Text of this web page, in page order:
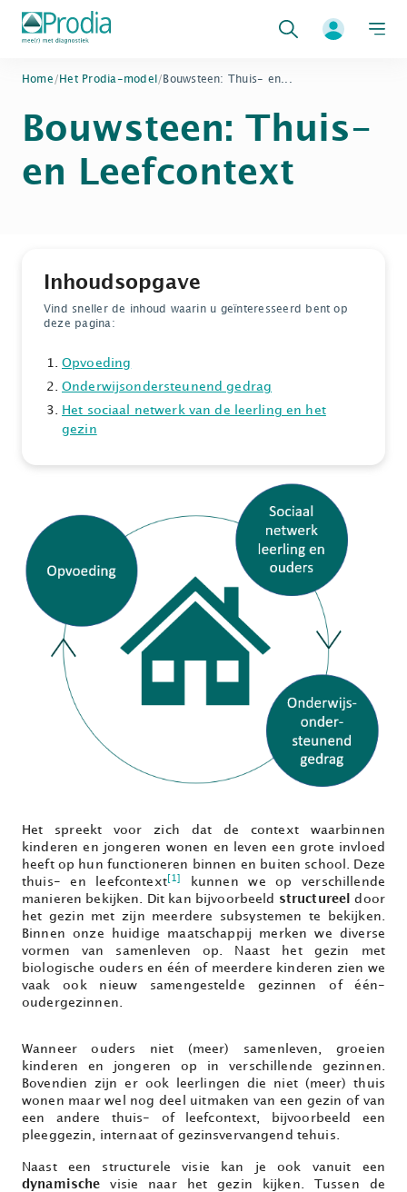
Zoeken
Home / Het Prodia-model / Bouwsteen: Thuis- en...
Bouwsteen: Thuis-
en Leefcontext
Het spreekt voor zich dat de context waarbinnen
kinderen en jongeren wonen en leven een grote invloed
heeft op hun functioneren binnen en buiten school. Deze
thuis- en leefcontext[1]
kunnen we op verschillende
manieren bekijken. Dit kan bijvoorbeeld structureeldoor
het gezin met zijn meerdere subsystemen te bekijken.
Binnen onze huidige maatschappij merken we diverse
vormen van samenleven op. Naast het gezin met
biologische ouders en één of meerdere kinderen zien we
vaak ook nieuw samengestelde gezinnen of één-
oudergezinnen.
Wanneer ouders niet (meer) samenleven, groeien
kinderen en jongeren op in verschillende gezinnen.
Bovendien zijn er ook leerlingen die niet (meer) thuis
wonen maar wel nog deel uitmaken van een gezin of van
een andere thuis- of leefcontext, bijvoorbeeld een
pleeggezin, internaat of gezinsvervangend tehuis.
Naast een structurele visie kan je ook vanuit een
dynamischevisie naar het gezin kijken. Tussen de
Inhoudsopgave
Vind sneller de inhoud waarin u geïnteresseerd bent op
deze pagina:
Opvoeding
Onderwijsondersteunend gedrag
Het sociaal netwerk van de leerling en het
gezin